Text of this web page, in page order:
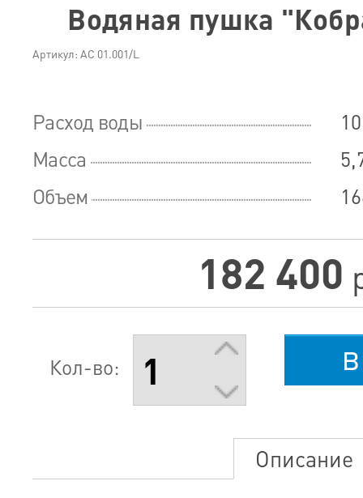
Водяная пушка
Артикул: АС 01.001/L
Расход воды
Масса
Объем
182 400
Кол-во:
Описание